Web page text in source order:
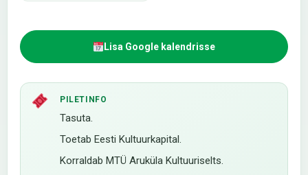
Lisa Google kalendrisse
PILETINFO
Tasuta.
Toetab Eesti Kultuurkapital.
Korraldab MTÜ Aruküla Kultuuriselts.